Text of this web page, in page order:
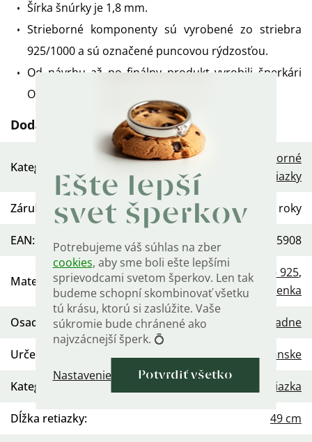
Ešte lepší
svet šperkov
Potrebujeme váš súhlas na zber
cookies, aby sme boli ešte lepšími
sprievodcami svetom šperkov. Len tak
budeme schopní skombinovať všetku
tú krásu, ktorú si zaslúžite. Vaše
súkromie bude chránené ako
najvzácnejší šperk. 💍
Nastavenie Potvrdiť všetko
Šírka šnúrky je 1,8 mm.
Strieborné komponenty sú vyrobené zo striebra
925/1000 a sú označené puncovou rýdzosťou.
Od návrhu až po finálny produkt vyrobili šperkári
OLIVIE.
Dodatočné parametre
Kategória
Dámske strieborné
retiazky
Záruka 2 roky
EAN: 568754455908
Materiál:
Striebro 925,
Koženka
Osadenie: Žiadne
Určenie Dámske, Pánske
Kategória Retiazka
Dĺžka retiazky: 49 cm